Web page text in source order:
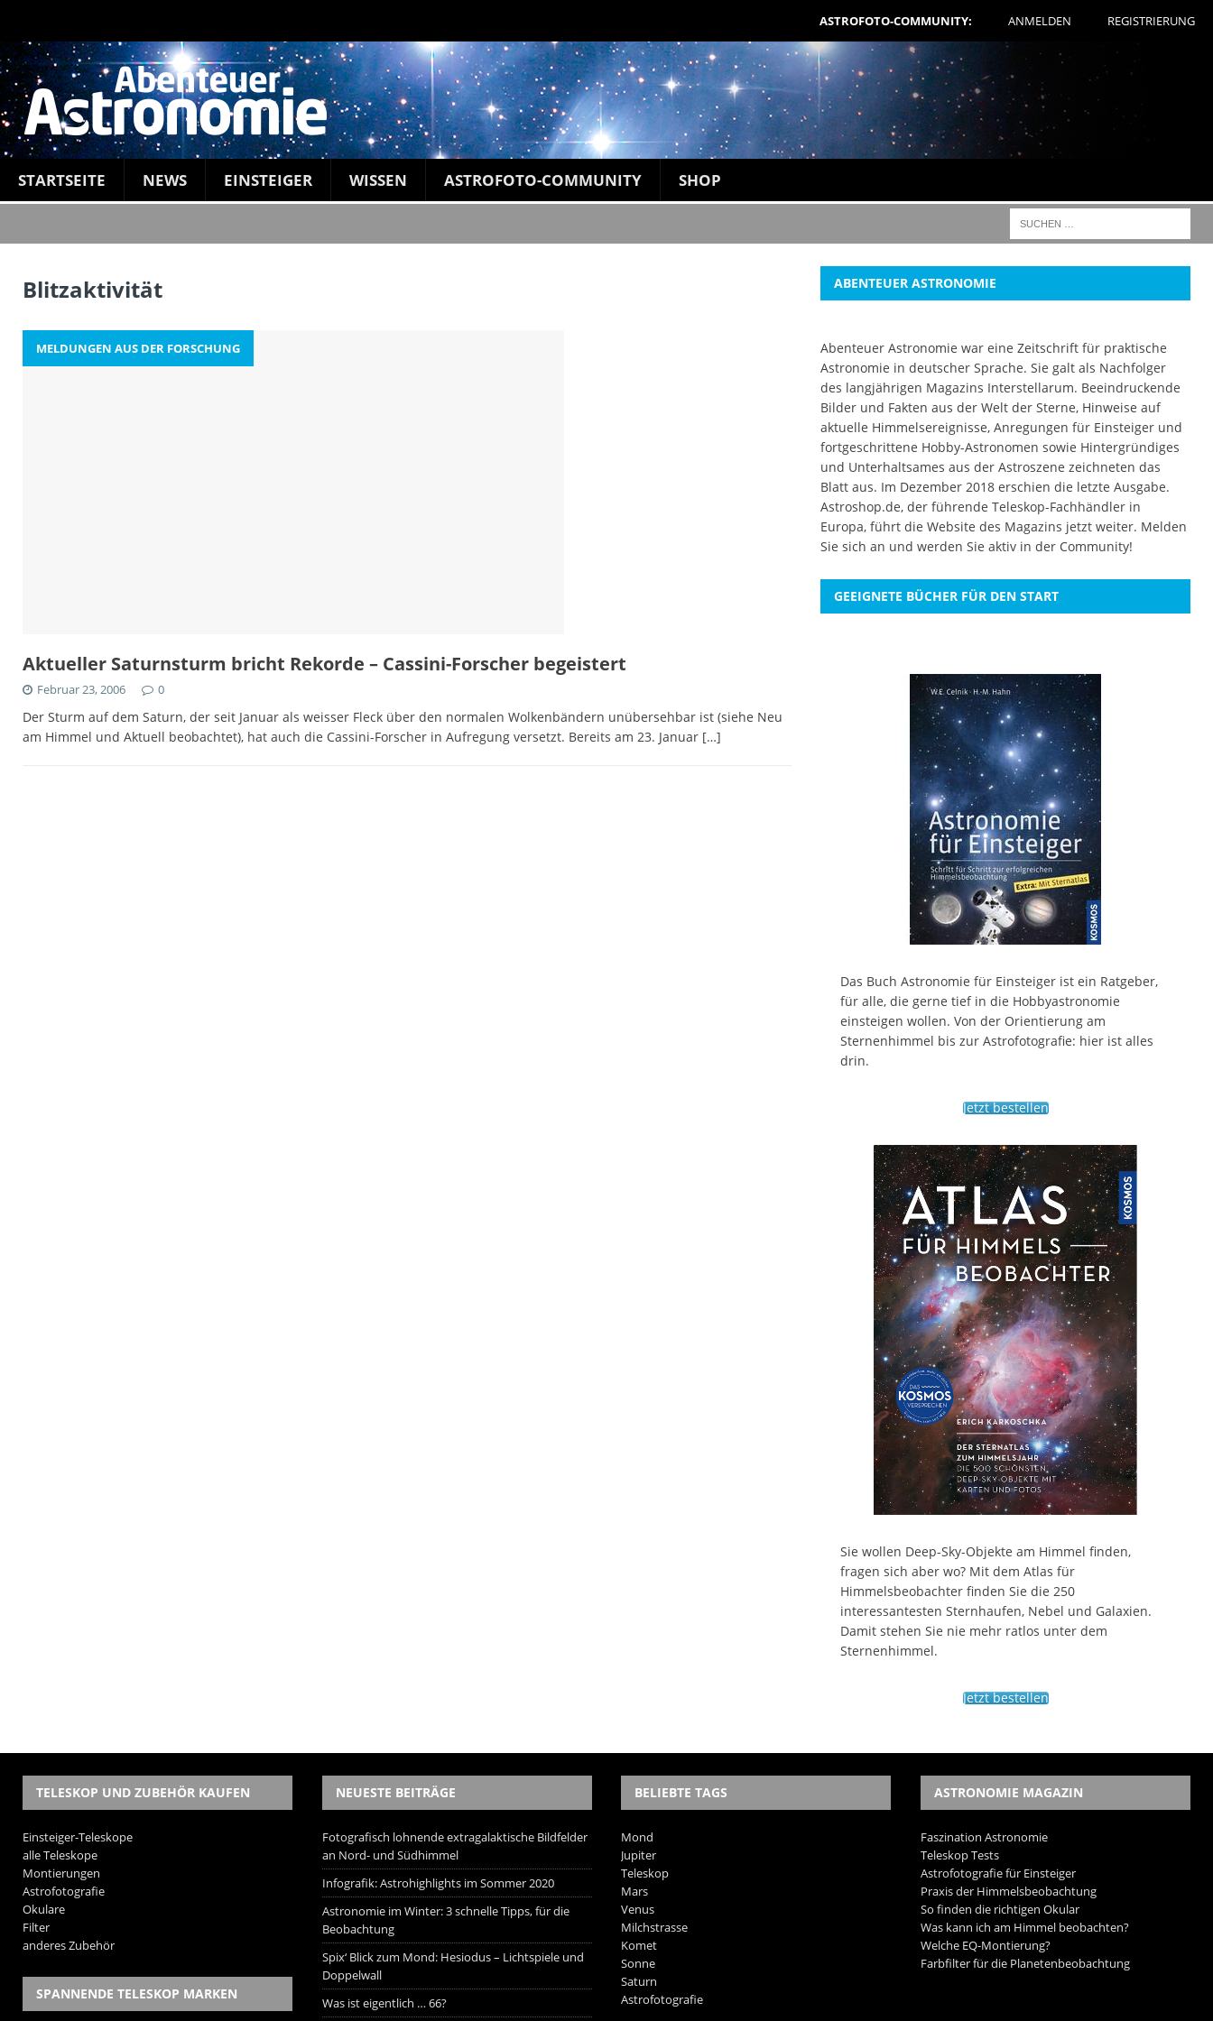
ASTROFOTO-COMMUNITY: ANMELDEN REGISTRIERUNG
STARTSEITE NEWS EINSTEIGER WISSEN ASTROFOTO-COMMUNITY SHOP
Blitzaktivität
MELDUNGEN AUS DER FORSCHUNG
Aktueller Saturnsturm bricht Rekorde – Cassini-Forscher begeistert
Februar 23, 2006 0
Der Sturm auf dem Saturn, der seit Januar als weisser Fleck über den normalen Wolkenbändern unübersehbar ist (siehe Neu
am Himmel und Aktuell beobachtet), hat auch die Cassini-Forscher in Aufregung versetzt. Bereits am 23. Januar […]
ABENTEUER ASTRONOMIE
Abenteuer Astronomie war eine Zeitschrift für praktische
Astronomie in deutscher Sprache. Sie galt als Nachfolger
des langjährigen Magazins Interstellarum. Beeindruckende
Bilder und Fakten aus der Welt der Sterne, Hinweise auf
aktuelle Himmelsereignisse, Anregungen für Einsteiger und
fortgeschrittene Hobby-Astronomen sowie Hintergründiges
und Unterhaltsames aus der Astroszene zeichneten das
Blatt aus. Im Dezember 2018 erschien die letzte Ausgabe.
Astroshop.de, der führende Teleskop-Fachhändler in
Europa, führt die Website des Magazins jetzt weiter. Melden
Sie sich an und werden Sie aktiv in der Community!
GEEIGNETE BÜCHER FÜR DEN START
Das Buch Astronomie für Einsteiger ist ein Ratgeber,
für alle, die gerne tief in die Hobbyastronomie
einsteigen wollen. Von der Orientierung am
Sternenhimmel bis zur Astrofotografie: hier ist alles
drin.
Jetzt bestellen
Sie wollen Deep-Sky-Objekte am Himmel finden,
fragen sich aber wo? Mit dem Atlas für
Himmelsbeobachter finden Sie die 250
interessantesten Sternhaufen, Nebel und Galaxien.
Damit stehen Sie nie mehr ratlos unter dem
Sternenhimmel.
Jetzt bestellen
TELESKOP UND ZUBEHÖR KAUFEN
Einsteiger-Teleskope
alle Teleskope
Montierungen
Astrofotografie
Okulare
Filter
anderes Zubehör
SPANNENDE TELESKOP MARKEN
NEUESTE BEITRÄGE
Fotografisch lohnende extragalaktische Bildfelder
an Nord- und Südhimmel
Infografik: Astrohighlights im Sommer 2020
Astronomie im Winter: 3 schnelle Tipps, für die
Beobachtung
Spix‘ Blick zum Mond: Hesiodus – Lichtspiele und
Doppelwall
Was ist eigentlich … 66?
BELIEBTE TAGS
Mond
Jupiter
Teleskop
Mars
Venus
Milchstrasse
Komet
Sonne
Saturn
Astrofotografie
ASTRONOMIE MAGAZIN
Faszination Astronomie
Teleskop Tests
Astrofotografie für Einsteiger
Praxis der Himmelsbeobachtung
So finden die richtigen Okular
Was kann ich am Himmel beobachten?
Welche EQ-Montierung?
Farbfilter für die Planetenbeobachtung